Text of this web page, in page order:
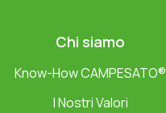
Chi siamo
Know-How CAMPESATO®
I Nostri Valori